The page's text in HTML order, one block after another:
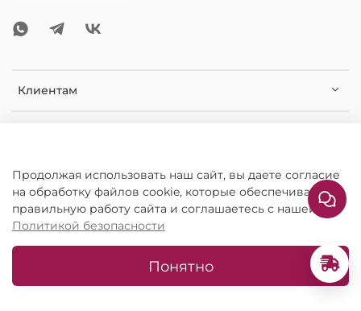
Клиентам
Дополнительная информация
Продолжая использовать наш сайт, вы даете согласие
на обработку файлов cookie, которые обеспечивают
правильную работу сайта и соглашаетесь с нашей
Политикой безопасности
Понятно